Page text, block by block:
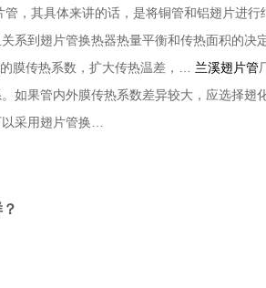
，其具体来讲的话，是将铜管和铝翅片进行
系到翅片管换热器热量平衡和传热面积的决
膜传热系数，扩大传热温差，… 兰溪翅片管
如果管内外膜传热系数差异较大，应选择翅
采用翅片管换…